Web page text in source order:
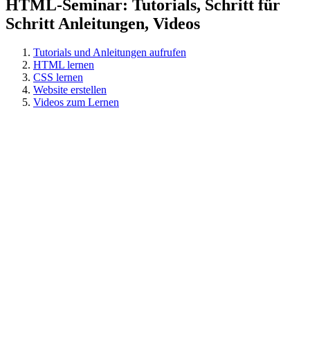
HTML-Seminar: Tutorials, Schritt für
Schritt Anleitungen, Videos
Tutorials und Anleitungen aufrufen
HTML lernen
CSS lernen
Website erstellen
Videos zum Lernen